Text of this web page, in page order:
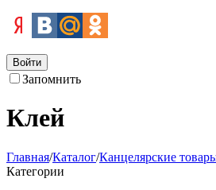
Войти
Запомнить
Клей
Главная/Каталог/Канцелярские
Категории